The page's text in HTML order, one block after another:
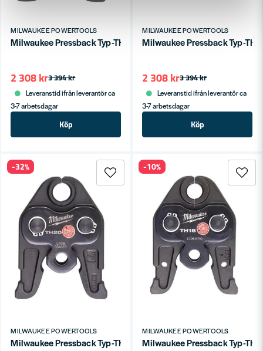
MILWAUKEE POWERTOOLS
Milwaukee Pressback Typ-TH M12 Ø25mm
3 394 kr
2 308 kr
Leveranstid ifrån leverantör ca
3-7 arbetsdagar
Köp
MILWAUKEE POWERTOOLS
Milwaukee Pressback Typ-
3 394 kr
2 308 kr
Leveranstid ifrån leverantör ca
3-7 arbetsdagar
Köp
MILWAUKEE POWERTOOLS
Milwaukee Pressback Typ-TH M18 Ø20mm
-32%
MILWAUKEE POWERTOOLS
Milwaukee Pressback Typ-TH
-10%